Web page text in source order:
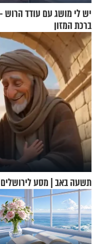
יש לי מושג עם עודד הרוש -
ברכת המזון
תשעה באב | מסע